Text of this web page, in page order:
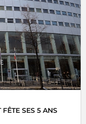
SES 5 ANS